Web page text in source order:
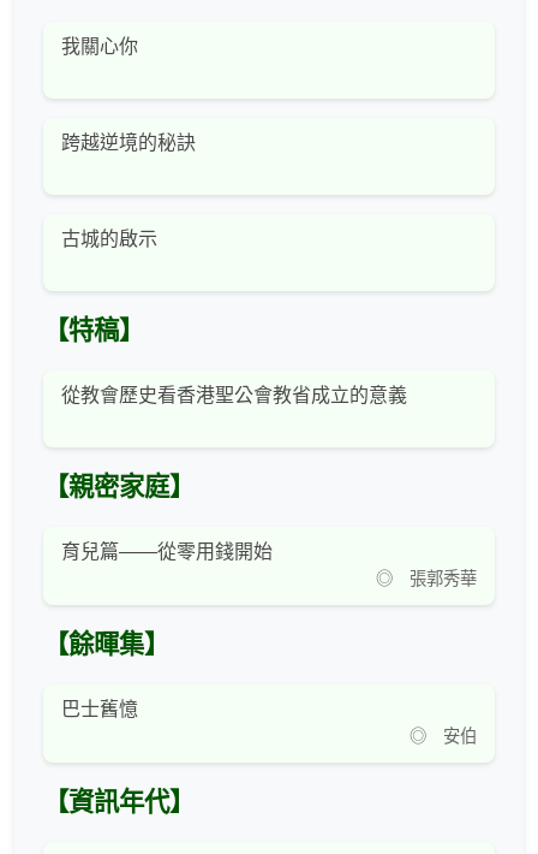
我關心你
跨越逆境的秘訣
古城的啟示
【特稿】
從教會歷史看香港聖公會教省成立的意義
【親密家庭】
育兒篇——從零用錢開始
◎ 張郭秀華
【餘暉集】
巴士舊憶
◎ 安伯
【資訊年代】